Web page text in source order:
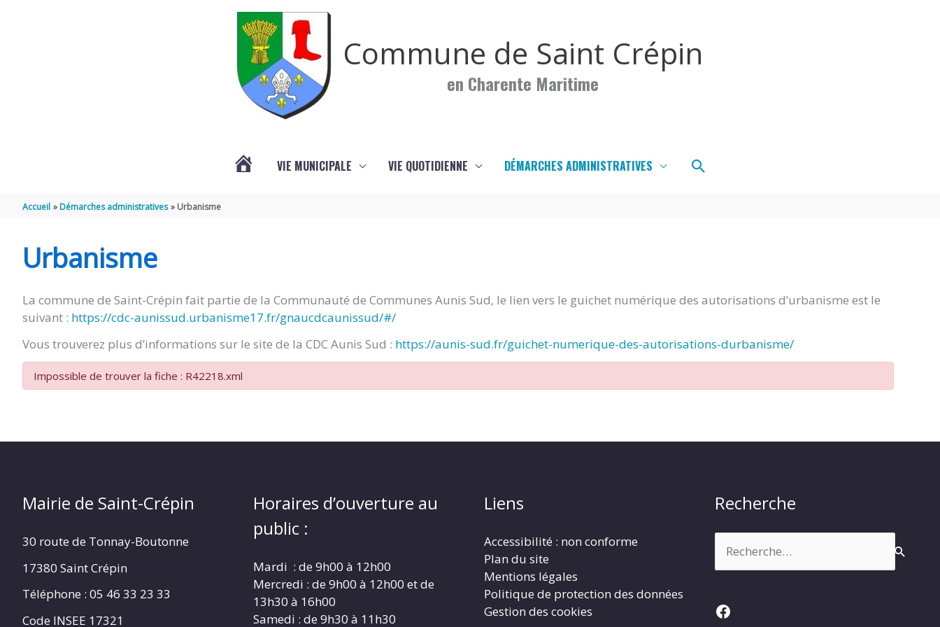
Commune de Saint Crépin
en Charente Maritime
CRÉPIN
VIE MUNICIPALE VIE QUOTIDIENNE DÉMARCHES ADMINISTRATIVES Rechercher
Accueil Démarches administratives Urbanisme
Urbanisme
La commune de Saint-Crépin fait partie de la Communauté de Communes Aunis Sud, le lien vers le guichet numérique des autorisations d’urbanisme est le
suivant : https://cdc-aunissud.urbanisme17.fr/gnaucdcaunissud/#/
Vous trouverez plus d’informations sur le site de la CDC Aunis Sud : https://aunis-sud.fr/guichet-numerique-des-autorisations-durbanisme/
Impossible de trouver la fiche : R42218.xml
Mairie de Saint-Crépin
30 route de Tonnay-Boutonne
17380 Saint Crépin
Téléphone : 05 46 33 23 33
Code INSEE 17321
Horaires d’ouverture au
public :
Mardi : de 9h00 à 12h00
Mercredi : de 9h00 à 12h00 et de
13h30 à 16h00
Samedi : de 9h30 à 11h30
Liens
Accessibilité : non conforme
Plan du site
Mentions légales
Politique de protection des données
Gestion des cookies
Recherche
Facebook